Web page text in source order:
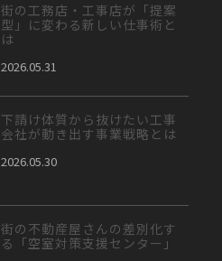
街の工務店・工事店が「提案
型」に変わる新しい仕事術と
は
2026.05.31
下請け体質から抜けたい工事
会社が動き出す事業戦略とは
2026.05.30
街の不動産屋さんの差別化す
る「空室対策支援センター」